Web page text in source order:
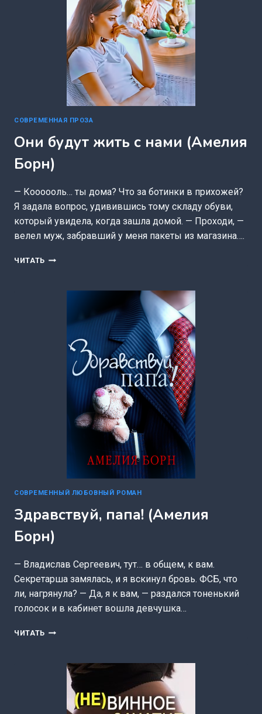
СОВРЕМЕННАЯ ПРОЗА
Они будут жить с нами (Амелия
Борн)
— Коооооль… ты дома? Что за ботинки в прихожей?
Я задала вопрос, удивившись тому складу обуви,
который увидела, когда зашла домой. — Проходи, —
велел муж, забравший у меня пакеты из магазина….
ЧИТАТЬ ОНИ
СОВРЕМЕННЫЙ ЛЮБОВНЫЙ РОМАН
Здравствуй, папа! (Амелия
Борн)
— Владислав Сергеевич, тут… в общем, к вам.
Секретарша замялась, и я вскинул бровь. ФСБ, что
ли, нагрянула? — Да, я к вам, — раздался тоненький
голосок и в кабинет вошла девчушка…
ЧИТАТЬ ЗДРАВСТВУЙ,
БОРН)